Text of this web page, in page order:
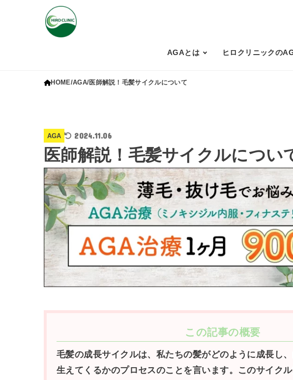
AGAとは ヒロクリニックの
HOME AGA 医師解説！毛髪サイクルについて
AGA 2024.11.06
医師解説！毛髪サイクルについ
この記事の概要
毛髪の成長サイクルは、私たちの髪がどのように成長し
生えてくるかのプロセスのことを言います。このサイク